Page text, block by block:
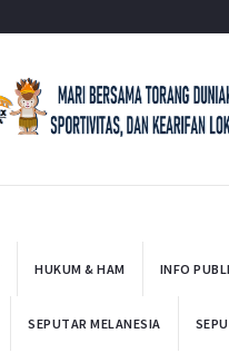
HUKUM & HAM INFO
SEPUTAR MELANESIA